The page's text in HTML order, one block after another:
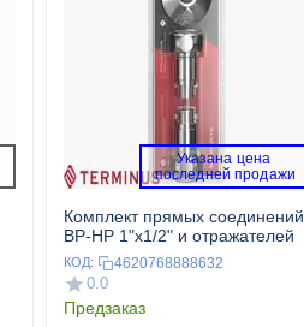
Указана цена
последней продажи
Комплект прямых соединений
ВР-НР 1"х1/2" и отражателей
КОД: 4620768888632
0.0
Предзаказ